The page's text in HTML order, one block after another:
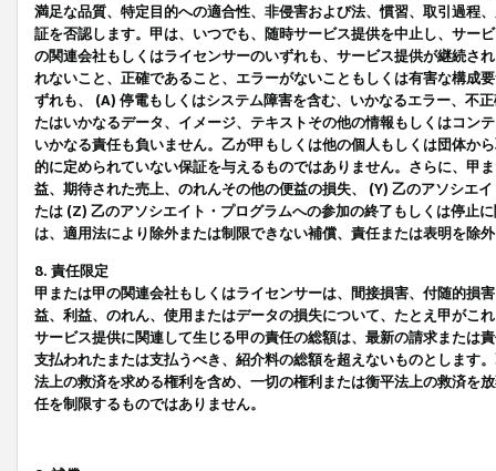
満足な品質、特定目的への適合性、非侵害および法、慣習、取引過程
証を否認します。甲は、いつでも、随時サービス提供を中止し、サー
の関連会社もしくはライセンサーのいずれも、サービス提供が継続さ
れないこと、正確であること、エラーがないこともしくは有害な構成
ずれも、 (A) 停電もしくはシステム障害を含む、いかなるエラー、不
たはいかなるデータ、イメージ、テキストその他の情報もしくはコン
いかなる責任も負いません。乙が甲もしくは他の個人もしくは団体か
的に定められていない保証を与えるものではありません。さらに、甲
益、期待された売上、のれんその他の便益の損失、 (Y) 乙のアソシエ
たは (Z) 乙のアソシエイト・プログラムへの参加の終了もしくは停止
は、適用法により除外または制限できない補償、責任または表明を除
8. 責任限定
甲または甲の関連会社もしくはライセンサーは、間接損害、付随的損
益、利益、のれん、使用またはデータの損失について、たとえ甲がこ
サービス提供に関連して生じる甲の責任の総額は、最新の請求または
支払われたまたは支払うべき、紹介料の総額を超えないものとします
法上の救済を求める権利を含め、一切の権利または衡平法上の救済を
任を制限するものではありません。